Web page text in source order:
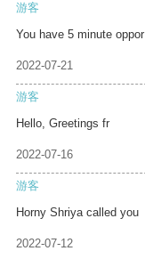
游客
You have 5 minute oppor
2022-07-21
游客
Hello, Greetings fr
2022-07-16
游客
Horny Shriya called you
2022-07-12